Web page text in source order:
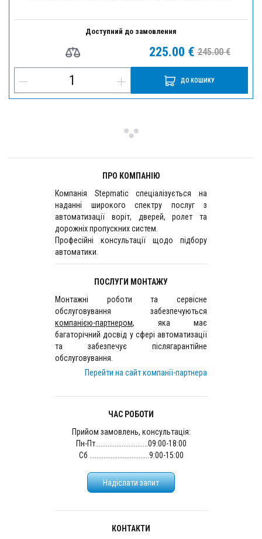
Доступний до замовлення
225.00 € 245.00 €
ДО КОШИКУ
ПРО КОМПАНІЮ
Компанія Stepmatic спеціалізується на
наданні широкого спектру послуг з
автоматизації воріт, дверей, ролет та
дорожніх пропускних систем.
Професійні консультації щодо підбору
автоматики.
ПОСЛУГИ МОНТАЖУ
Монтажні роботи та сервісне
обслуговування забезпечуються
компанією-партнером, яка має
багаторічний досвід у сфері автоматизації
та забезпечує післягарантійне
обслуговування.
Перейти на сайт компанії-партнера
ЧАС РОБОТИ
Прийом замовлень, консультація:
Пн-Пт..............................09:00-18:00
Сб ..................................9:00-15:00
Надіслати запит
КОНТАКТИ